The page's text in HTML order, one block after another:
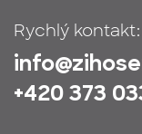
Rychlý kontakt:
+420 373